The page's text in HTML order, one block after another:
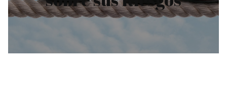
solucionarlos